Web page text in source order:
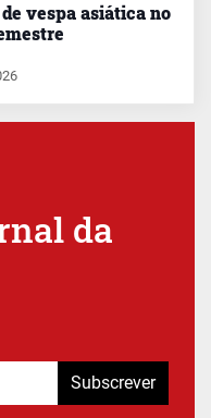
vespa asiática no
da
Subscrever